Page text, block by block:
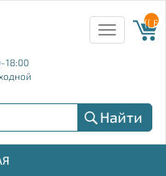
18:00
Toggle
navigation
{{
Найти